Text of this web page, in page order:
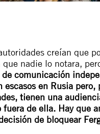
creían que
que nadie lo notara,
de comunicación
escasos en Rusia
tienen una
fuera de ella. Hay que
de bloquear